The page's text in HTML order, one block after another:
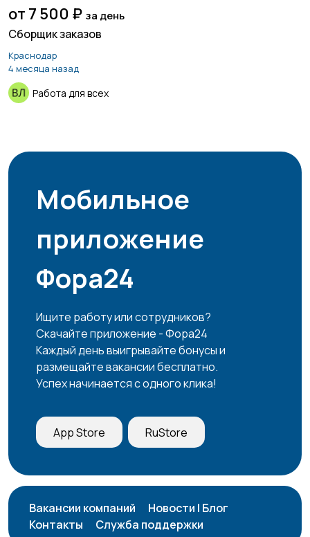
от 7 500 ₽ за день
Сборщик заказов
Краснодар
4 месяца назад
Работа для всех
Мобильное
приложение
Фора24
Ищите работу или сотрудников?
Скачайте приложение - Фора24
Каждый день выигрывайте бонусы и
размещайте вакансии бесплатно.
Успех начинается с одного клика!
App Store RuStore
Вакансии компаний
Новости | Блог
Контакты
Служба поддержки